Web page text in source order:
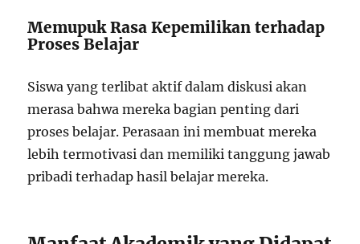
Memupuk Rasa Kepemilikan terhadap
Proses Belajar
Siswa yang terlibat aktif dalam diskusi akan
merasa bahwa mereka bagian penting dari
proses belajar. Perasaan ini membuat mereka
lebih termotivasi dan memiliki tanggung jawab
pribadi terhadap hasil belajar mereka.